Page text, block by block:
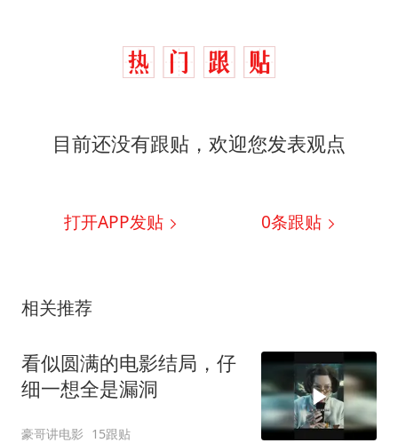
目前还没有跟贴，欢迎您发表观点
打开APP发贴 0条跟贴
相关推荐
看似圆满的电影结局，仔
细一想全是漏洞
豪哥讲电影 15跟贴